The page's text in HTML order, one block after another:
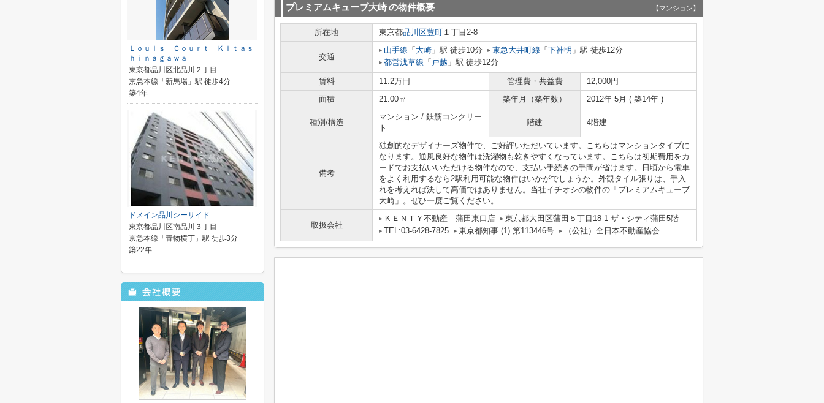
プレミアムキューブ大崎の物件概要 【マンション】
所在地 東京都品川区豊町 １丁目2-8
交通
山手線 「 大崎 」駅 徒歩10分 東急大井町線 「 下神明 」駅 徒歩12分
都営浅草線 「 戸越 」駅 徒歩12分
賃料 11.2万円 管理費・共益費
12,000円
面積
21.00㎡ 築年月（築年数） 2012年 5月 ( 築14年 )
種別/構造
マンション / 鉄筋コンクリー
ト
階建 4階建
備考
独創的なデザイナーズ物件で、ご好評いただいています。こちらはマンションタイプに
なります。通風良好な物件は洗濯物も乾きやすくなっています。こちらは初期費用をカ
ードでお支払いいただける物件なので、支払い手続きの手間が省けます。日頃から電車
をよく利用するなら2駅利用可能な物件はいかがでしょうか。外観タイル張りは、手入
れを考えれば決して高価ではありません。当社イチオシの物件の「プレミアムキューブ
大崎」。ぜひ一度ご覧ください。
取扱会社
ＫＥＮＴＹ不動産 蒲田東口店
東京都大田区蒲田５丁目18-1 ザ・シティ蒲田5階
TEL:03-6428-7825
東京都知事 (1) 第113446号 （公社）全日本不動産協会
Ｌｏｕｉｓ Ｃｏｕｒｔ Ｋｉｔａｓ
ｈｉｎａｇａｗａ
東京都品川区北品川２丁目
京急本線「新馬場」駅 徒歩4分
築4年
ドメイン品川シーサイド
東京都品川区南品川３丁目
京急本線「青物横丁」駅 徒歩3分
築22年